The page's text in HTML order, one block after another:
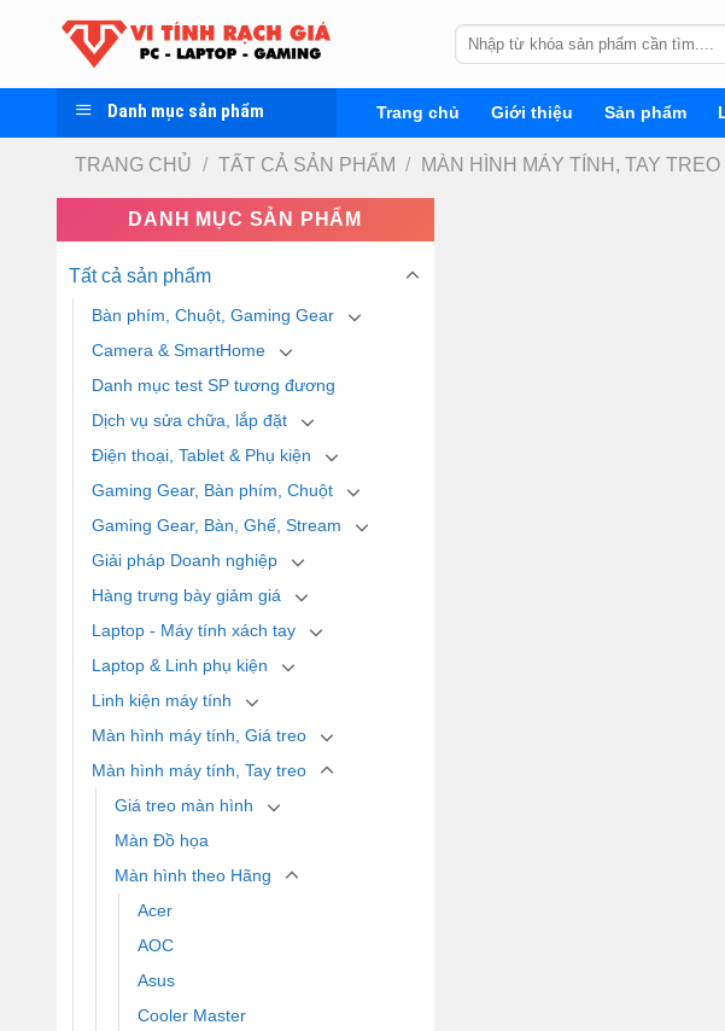
Tìm
kiếm:
Danh mục sản phẩm Trang chủ Giới thiệu Sản phẩm
TRANG CHỦ / TẤT CẢ SẢN PHẨM / MÀN HÌNH MÁY TÍNH, TAY TREO
DANH MỤC SẢN PHẨM
Tất cả sản phẩm
Bàn phím, Chuột, Gaming Gear
Camera & SmartHome
Danh mục test SP tương đương
Dịch vụ sửa chữa, lắp đặt
Điện thoại, Tablet & Phụ kiện
Gaming Gear, Bàn phím, Chuột
Gaming Gear, Bàn, Ghế, Stream
Giải pháp Doanh nghiệp
Hàng trưng bày giảm giá
Laptop - Máy tính xách tay
Laptop & Linh phụ kiện
Linh kiện máy tính
Màn hình máy tính, Giá treo
Màn hình máy tính, Tay treo
Giá treo màn hình
Màn Đồ họa
Màn hình theo Hãng
Acer
AOC
Asus
Cooler Master